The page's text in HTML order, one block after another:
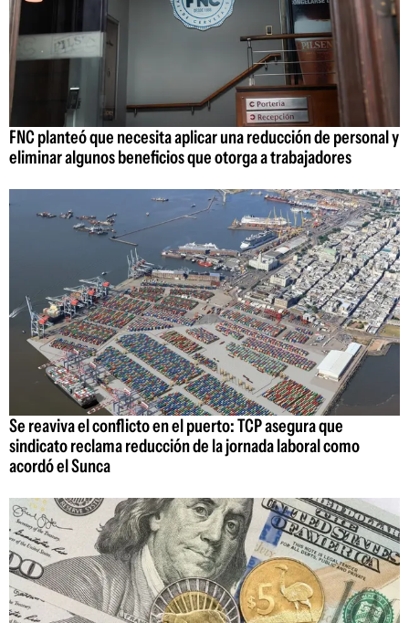
FNC planteó que necesita aplicar una reducción de personal y
eliminar algunos beneficios que otorga a trabajadores
Se reaviva el conflicto en el puerto: TCP asegura que
sindicato reclama reducción de la jornada laboral como
acordó el Sunca